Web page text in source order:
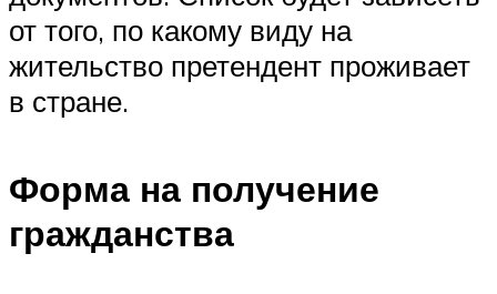
от того, по какому виду на
жительство претендент проживает
в стране.
Форма на получение
гражданства